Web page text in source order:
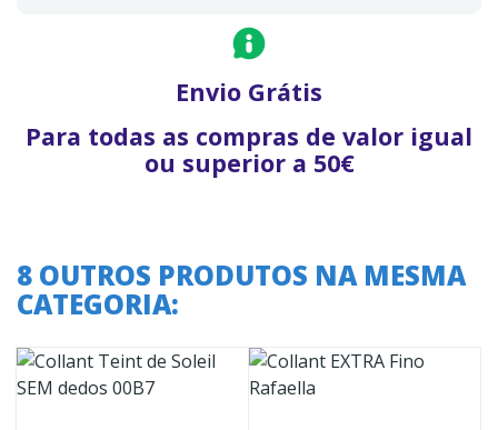
Envio Grátis
Para todas as compras de valor igual
ou superior a 50€
8 OUTROS PRODUTOS NA MESMA
CATEGORIA: